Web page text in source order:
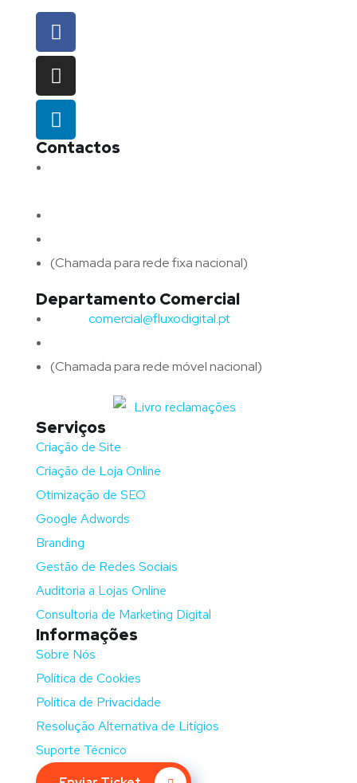
Contactos
(Chamada para rede fixa nacional)
Departamento Comercial
comercial@fluxodigital.pt
(Chamada para rede móvel nacional)
Serviços
Criação de Site
Criação de Loja Online
Otimização de SEO
Google Adwords
Branding
Gestão de Redes Sociais
Auditoria a Lojas Online
Consultoria de Marketing Digital
Informações
Sobre Nós
Política de Cookies
Política de Privacidade
Resolução Alternativa de Litígios
Suporte Técnico